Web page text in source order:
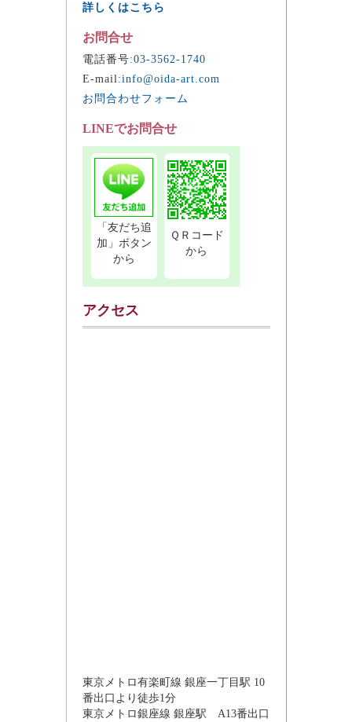
詳しくはこちら
お問合せ
電話番号:03-3562-1740
E-mail:info@oida-art.com
お問合わせフォーム
LINEでお問合せ
「友だち追
加」ボタン
から
ＱＲコード
から
アクセス
東京メトロ有楽町線 銀座一丁目駅 10
番出口より徒歩1分
東京メトロ銀座線 銀座駅 A13番出口